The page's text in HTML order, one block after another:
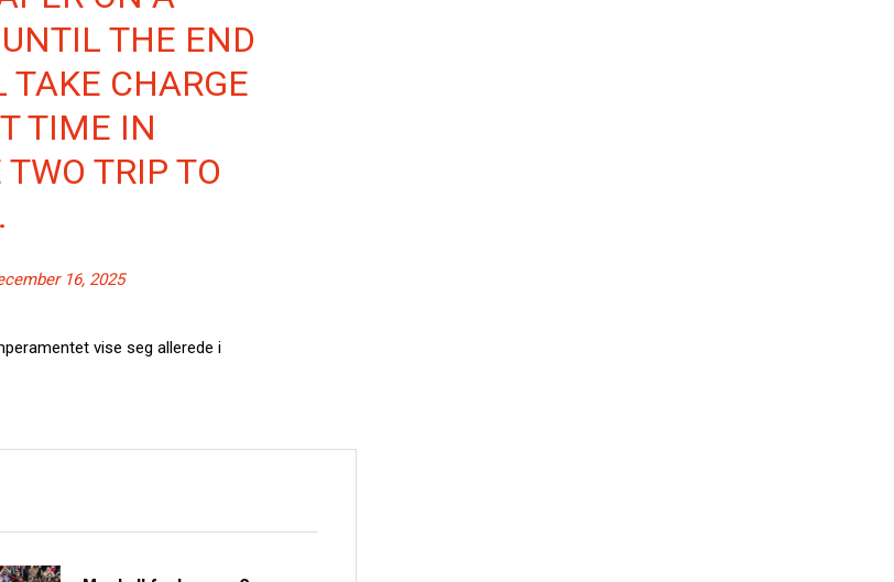
THE END
TAKE CHARGE
TIME IN
TWO TRIP TO
16, 2025
vise seg allerede i